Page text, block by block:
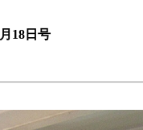
18日号